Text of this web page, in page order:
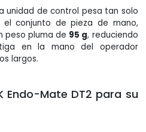
unidad de control pesa tan solo
el conjunto de pieza de mano,
peso pluma de 95 g, reduciendo
en la mano del operador
largos.
Endo-Mate DT2 para su